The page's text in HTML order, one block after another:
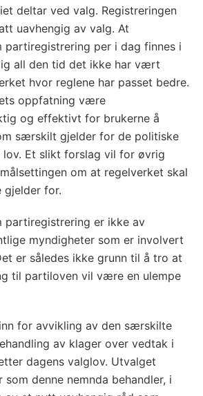
deltar ved valg. Registreringen
uavhengig av valg. At
partiregistrering per i dag finnes i
all den tid det ikke har vært
hvor reglene har passet bedre.
oppfatning være
og effektivt for brukerne å
særskilt gjelder for de politiske
lov. Et slikt forslag vil for øvrig
om at regelverket skal
gjelder for.
partiregistrering er ikke av
myndigheter som er involvert
er således ikke grunn til å tro at
til partiloven vil være en ulempe
for avvikling av den særskilte
av klager over vedtak i
dagens valglov. Utvalget
denne nemnda behandler, i